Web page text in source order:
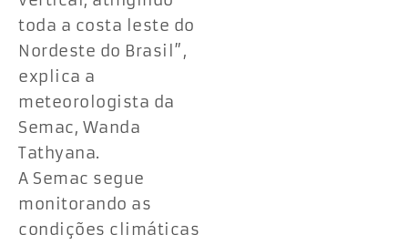
toda a costa leste do
Nordeste do Brasil”,
explica a
meteorologista da
Semac, Wanda
Tathyana.
A Semac segue
monitorando as
condições climáticas